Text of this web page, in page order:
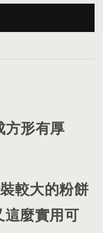
方形有厚
較大的粉餅
麼實用可